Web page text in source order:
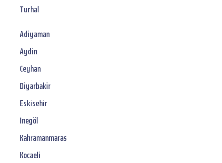
Turhal
Adiyaman
Aydin
Ceyhan
Diyarbakir
Eskisehir
Inegöl
Kahramanmaras
Kocaeli